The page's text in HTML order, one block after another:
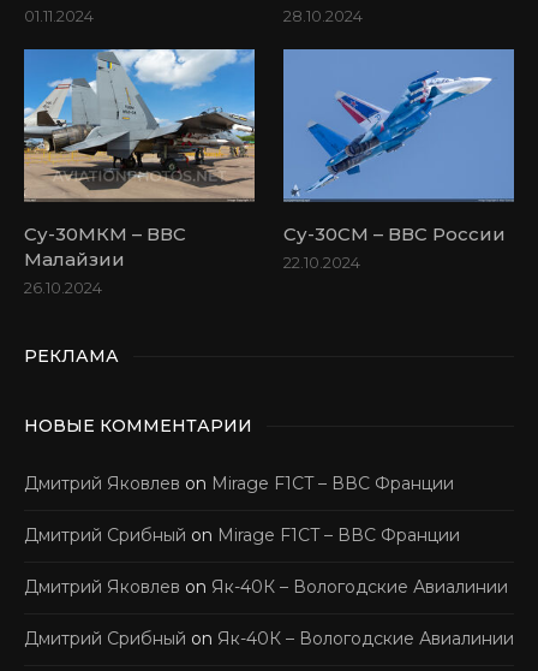
01.11.2024 28.10.2024
Су-30МКМ – ВВС
Малайзии
26.10.2024
Су-30СМ – ВВС России
22.10.2024
РЕКЛАМА
НОВЫЕ КОММЕНТАРИИ
Дмитрий Яковлев on Mirage F1CT – ВВС Франции
Дмитрий Срибный on Mirage F1CT – ВВС Франции
Дмитрий Яковлев on Як-40К – Вологодские Авиалинии
Дмитрий Срибный on Як-40К – Вологодские Авиалинии